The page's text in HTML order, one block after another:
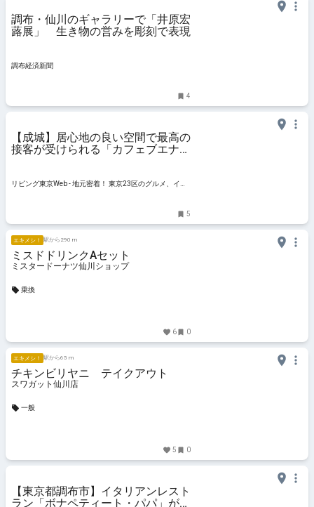
調布・仙川のギャラリーで「井原宏
蕗展」 生き物の営みを彫刻で表現
調布経済新聞
4
【成城】居心地の良い空間で最高の
接客が受けられる「カフェブエナビ
リビング東京Web - 地元密着！ 東京23区のグルメ、イベ
5
エキメシ！ 駅から290 m
ミスドドリンクAセット
ミスタードーナツ仙川ショップ
乗換
6 0
エキメシ！ 駅から65 m
チキンビリヤニ テイクアウト
スワガット仙川店
一般
5 0
【東京都調布市】イタリアンレスト
ラン「ボナペティート・パパ」が仙